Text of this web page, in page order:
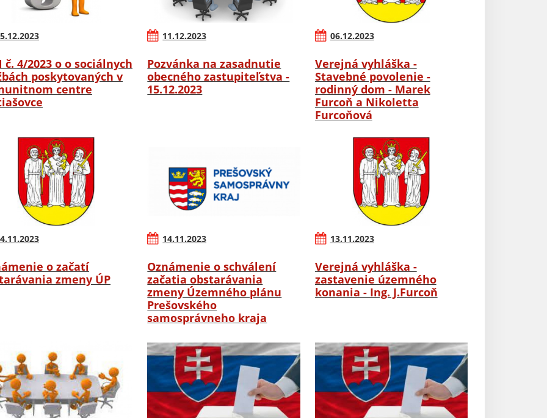
č. 4/2023 o o sociálnych
poskytovaných v
centre
11.12.2023
Pozvánka na zasadnutie
obecného zastupiteľstva -
15.12.2023
06.12.2023
Verejná vyhláška -
Stavebné povolenie -
rodinný dom - Marek
Furcoň a Nikoletta
Furcoňová
o začatí
zmeny ÚP
14.11.2023
Oznámenie o schválení
začatia obstarávania
zmeny Územného plánu
Prešovského
samosprávneho kraja
13.11.2023
Verejná vyhláška -
zastavenie územného
konania - Ing. J.Furcoň